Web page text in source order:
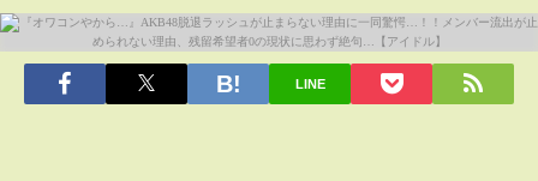
LINE